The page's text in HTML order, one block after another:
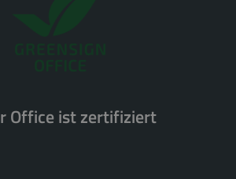
Office ist zertifiziert